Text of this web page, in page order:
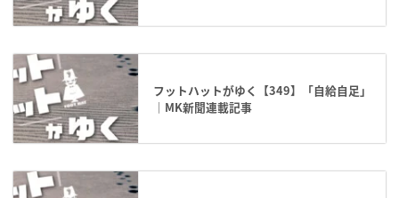
フットハットがゆく【349】「自給自足」
｜MK新聞連載記事